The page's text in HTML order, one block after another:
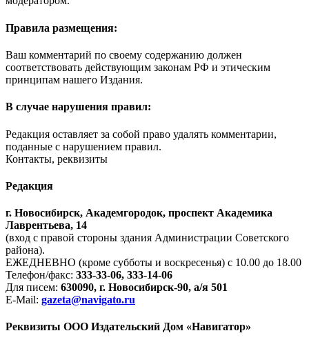
Правила размещения:
Ваш комментарий по своему содержанию должен
соответствовать действующим законам РФ и этическим
принципам нашего Издания.
В случае нарушения правил:
Редакция оставляет за собой право удалять комментарии,
поданные с нарушением правил.
Контакты, реквизиты
Редакция
г. Новосибирск, Академгородок, проспект Академика
Лаврентьева, 14
(вход с правой стороны здания Администрации Советского
района).
ЕЖЕДНЕВНО (кроме субботы и воскресенья) с 10.00 до 18.00
Телефон/факс: 333-33-06, 333-14-06
Для писем: 630090, г. Новосибирск-90, а/я 501
E-Mail: gazeta@navigato.ru
Реквизиты ООО Издательский Дом «Навигатор»